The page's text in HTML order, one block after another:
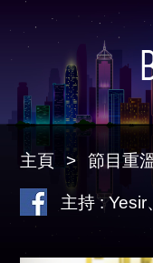
主頁 節目重
主持 : Yesir